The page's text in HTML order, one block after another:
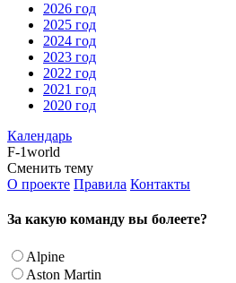
2026 год
2025 год
2024 год
2023 год
2022 год
2021 год
2020 год
Календарь
F-1world
Сменить тему
О проекте Правила Контакты
За какую команду вы болеете?
Alpine
Aston Martin